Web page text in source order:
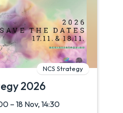
NCS Strategy
2026
– 18 Nov, 14:30